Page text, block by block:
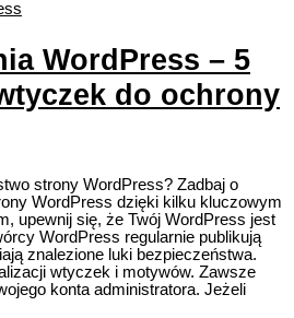
WordPress – 5
do ochrony
strony WordPress? Zadbaj o
WordPress dzięki kilku kluczowym
upewnij się, że Twój WordPress jest
WordPress regularnie publikują
znalezione luki bezpieczeństwa.
wtyczek i motywów. Zawsze
konta administratora. Jeżeli